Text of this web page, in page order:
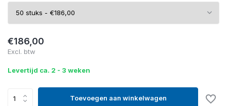
€186,00
Excl. btw
Levertijd ca. 2 - 3 weken
Toevoegen aan winkelwagen